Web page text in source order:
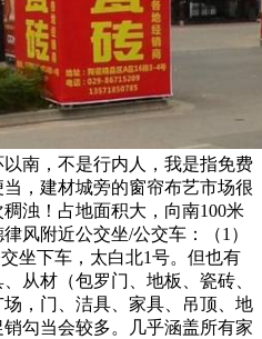
南，不是行内人，我是指免费
，建材城旁的窗帘布艺市场很
浊！占地面积大，向南100米
风附近公交坐/公交车：（1）
交坐下车，太白北1号。但也有
从材（包罗门、地板、瓷砖、
，门、洁具、家具、吊顶、地
勾当会较多。几乎涵盖所有家